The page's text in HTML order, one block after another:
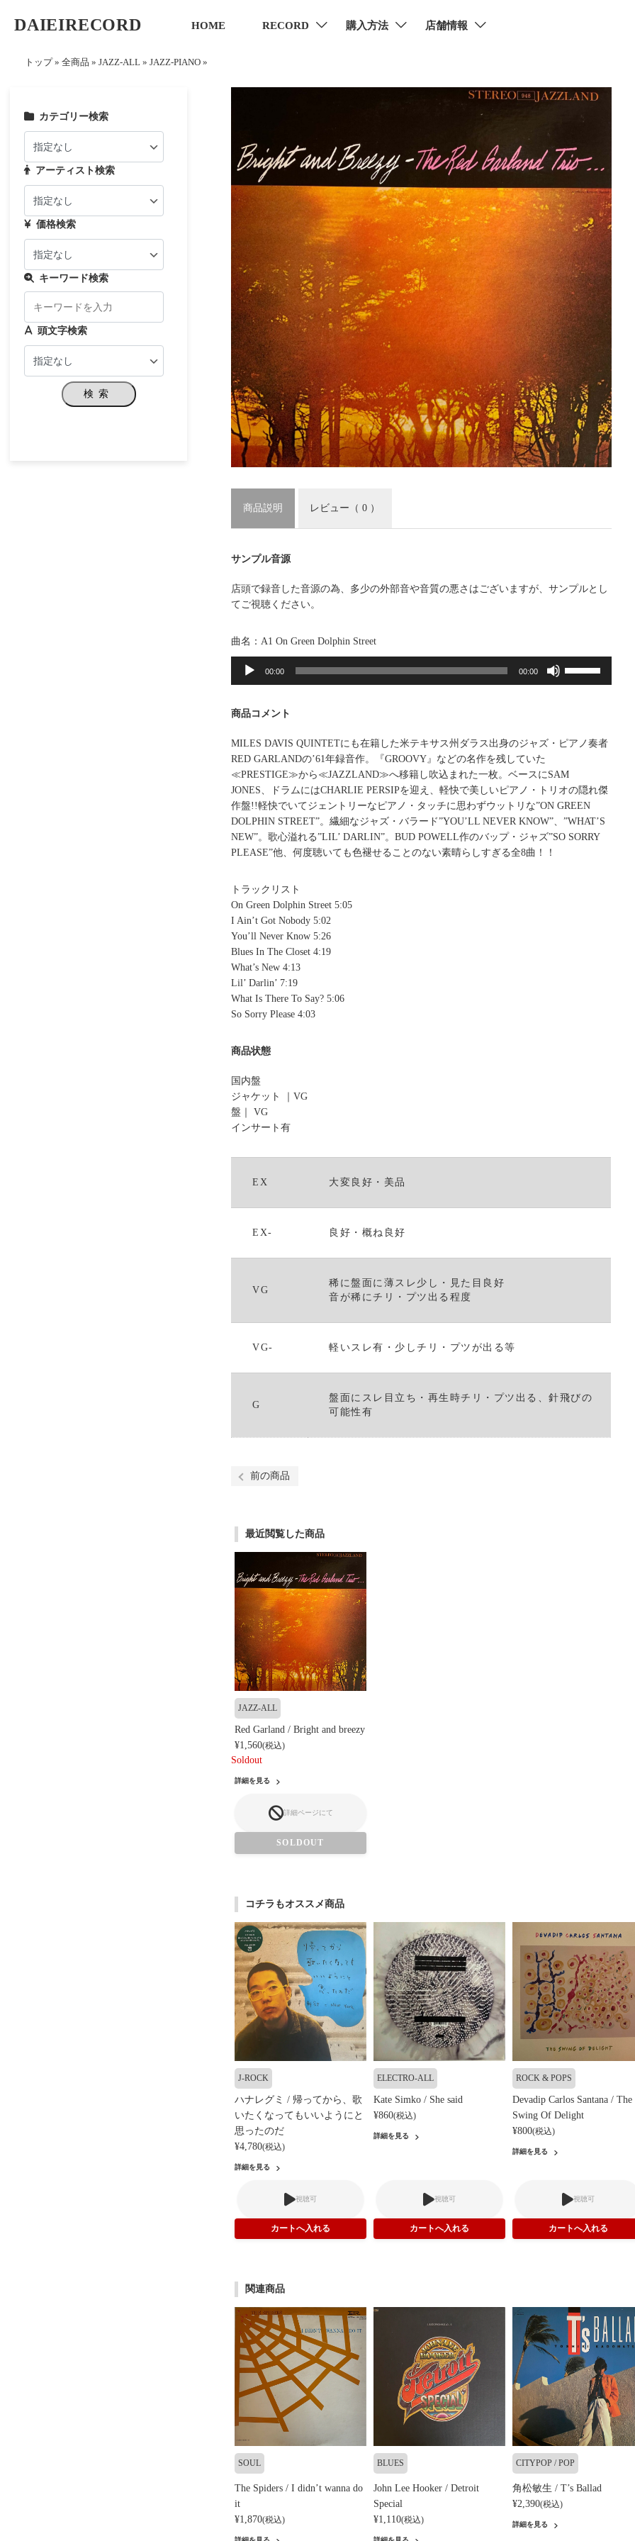
DAIEIRECORD HOME RECORD 購入方法 店舗情報
トップ » 全商品 » JAZZ-ALL » JAZZ-PIANO »
商品説明 レビュー （ 0 ）
サンプル音源
店頭で録音した音源の為、多少の外部音や音質の悪さはございますが、サンプルとし
てご視聴ください。
曲名：A1 On Green Dolphin Street
音
プ
ー
ー
00:00 00:00
調
に
は
上
下
矢
商品コメント
MILES DAVIS QUINTETにも在籍した米テキサス州ダラス出身のジャズ・ピアノ奏者
RED GARLANDの’61年録音作。『GROOVY』などの名作を残していた
≪PRESTIGE≫から≪JAZZLAND≫へ移籍し吹込まれた一枚。ベースにSAM
JONES、ドラムにはCHARLIE PERSIPを迎え、軽快で美しいピアノ・トリオの隠れ傑
作盤!!軽快でいてジェントリーなピアノ・タッチに思わずウットリな”ON GREEN
DOLPHIN STREET”。繊細なジャズ・バラード”YOU’LL NEVER KNOW”、”WHAT’S
NEW”。歌心溢れる”LIL’ DARLIN”。BUD POWELL作のバップ・ジャズ”SO SORRY
PLEASE”他、何度聴いても色褪せることのない素晴らしすぎる全8曲！！
トラックリスト
On Green Dolphin Street 5:05
I Ain’t Got Nobody 5:02
You’ll Never Know 5:26
Blues In The Closet 4:19
What’s New 4:13
Lil’ Darlin’ 7:19
What Is There To Say? 5:06
So Sorry Please 4:03
商品状態
国内盤
ジャケット ｜VG
盤｜ VG
インサート有
EX 大変良好・美品
EX- 良好・概ね良好
VG
稀に盤面に薄スレ少し・見た目良好
音が稀にチリ・プツ出る程度
VG- 軽いスレ有・少しチリ・プツが出る等
G
盤面にスレ目立ち・再生時チリ・プツ出る、針飛びの
可能性有
前の商品
最近閲覧した商品
JAZZ-ALL
Red Garland / Bright and breezy
¥1,560(税込)
Soldout
詳細を見る
詳細ページにて
SOLDOUT
コチラもオススメ商品
J-ROCK
ハナレグミ / 帰ってから、歌
いたくなってもいいようにと
思ったのだ
¥4,780(税込)
詳細を見る
視聴可
ELECTRO-ALL
Kate Simko / She said
¥860(税込)
詳細を見る
視聴可
ROCK & POPS
Devadip Carlos Santana / The
Swing Of Delight
¥800(税込)
詳細を見る
視聴可
関連商品
SOUL
The Spiders / I didn’t wanna do
it
¥1,870(税込)
BLUES
John Lee Hooker / Detroit
Special
¥1,110(税込)
CITYPOP / POP
角松敏生 / T’s Ballad
¥2,390(税込)
詳細を見る
カテゴリー検索
アーティスト検索
価格検索
キーワード検索
頭文字検索
検索